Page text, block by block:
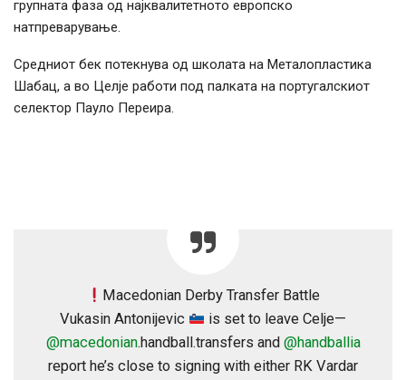
групната фаза од најквалитетното европско
натпреварување.
Средниот бек потекнува од школата на Металопластика
Шабац, а во Целје работи под палката на португалскиот
селектор Пауло Переира.
Macedonian Derby Transfer Battle
Vukasin Antonijevic
is set to leave Celje—
@macedonian.handball.transfers and @handballia
report he’s close to signing with either RK Vardar